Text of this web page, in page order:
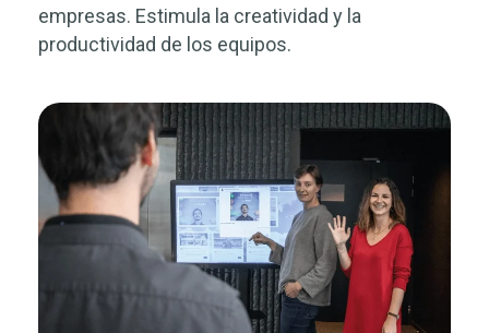
empresas. Estimula la creatividad y la
productividad de los equipos.